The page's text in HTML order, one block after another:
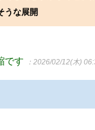
うな展開
です ：2026/02/12(木)